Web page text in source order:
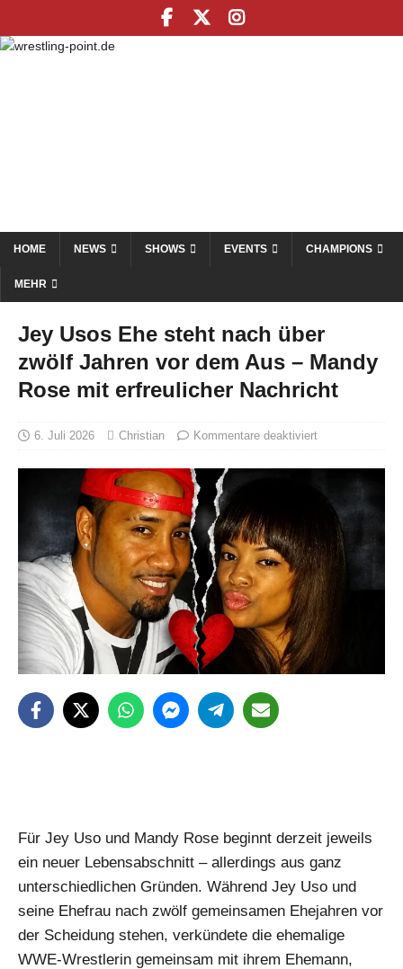
HOME NEWS SHOWS EVENTS CHAMPIONS
MEHR
Jey Usos Ehe steht nach über
zwölf Jahren vor dem Aus – Mandy
Rose mit erfreulicher Nachricht
6. Juli 2026 Christian Kommentare deaktiviert
Für Jey Uso und Mandy Rose beginnt derzeit jeweils
ein neuer Lebensabschnitt – allerdings aus ganz
unterschiedlichen Gründen. Während Jey Uso und
seine Ehefrau nach zwölf gemeinsamen Ehejahren vor
der Scheidung stehen, verkündete die ehemalige
WWE-Wrestlerin gemeinsam mit ihrem Ehemann,